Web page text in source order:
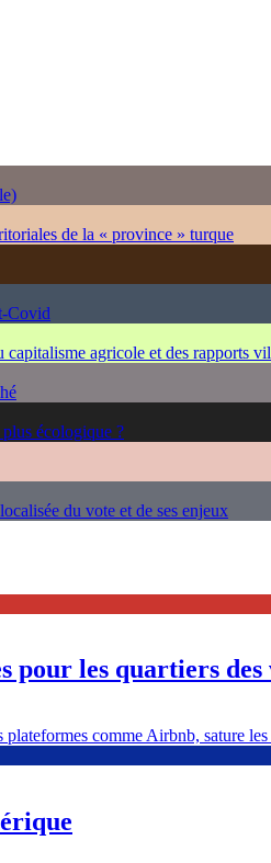
de la « province » turque
Covid
agricole et des rapports
écologique ?
du vote et de ses enjeux
pour les quartiers
comme Airbnb, sature les